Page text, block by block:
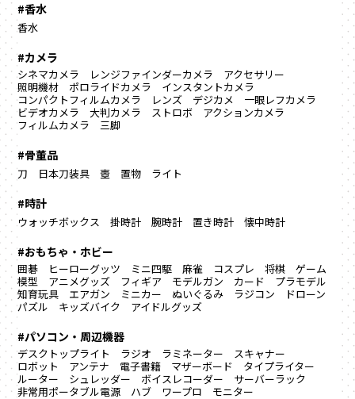
#香水
香水
#カメラ
シネマカメラ レンジファインダーカメラ
アクセサリー
照明機材
ポロライドカメラ
インスタントカメラ
コンパクトフィルムカメラ
レンズ デジカメ
一眼レフカメラ
ビデオカメラ
大判カメラ ストロボ
アクションカメラ
フィルムカメラ
三脚
#骨董品
刀 日本刀装具 壺 置物 ライト
#時計
ウォッチボックス 掛時計 腕時計 置き時計 懐中時計
#おもちゃ・ホビー
囲碁 ヒーローグッツ ミニ四駆 麻雀 コスプレ 将棋
ゲーム
模型
アニメグッズ フィギア モデルガン カード
プラモデル
知育玩具
エアガン ミニカー ぬいぐるみ ラジコン
ドローン
パズル
キッズバイク アイドルグッズ
#パソコン・周辺機器
デスクトップライト ラジオ ラミネーター
スキャナー
ロボット
アンテナ 電子書籍 マザーボード
タイプライター
ルーター
シュレッダー ボイスレコーダー
サーバーラック
非常用ポータブル電源
ハブ ワープロ
モニター